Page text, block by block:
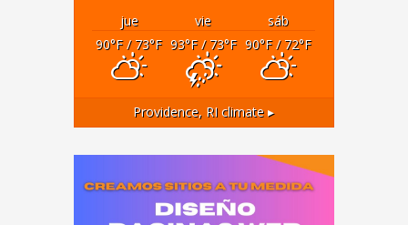
jue vie
sáb
90°F/ 73°F 93°F/ 73°F 90°F/ 72°F
Providence, RI climate ▸